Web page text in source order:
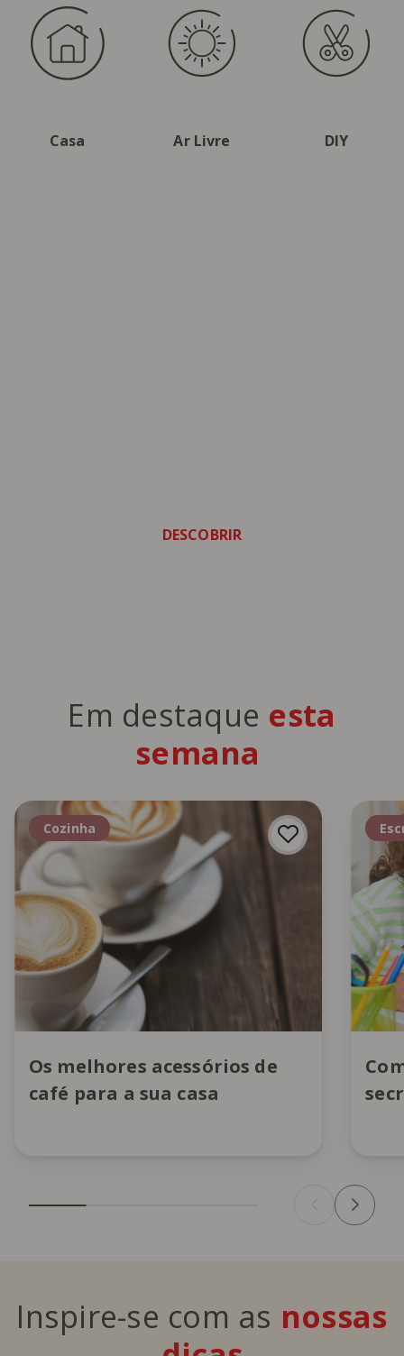
Casa Ar Livre DIY
DESCOBRIR
Em destaque esta
semana
Cozinha
Os melhores acessórios de
café para a sua casa
Inspire-se com as nossas